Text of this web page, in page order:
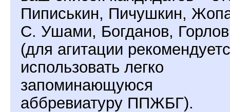
Пиписькин, Пичушкин,
С. Ушами, Богданов, Горлов
(для агитации
использовать легко
запоминающуюся
аббревиатуру ППЖБГ).